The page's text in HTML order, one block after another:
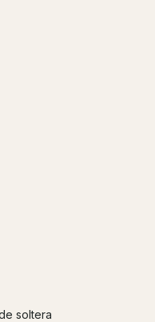
soltera